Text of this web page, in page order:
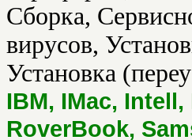
Сборка,
вирусов,
Установка
IBM, IMac,
RoverBook,